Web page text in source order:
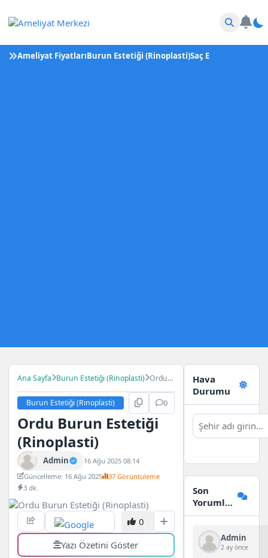
Ameliyat FiyatlarıBurun Estetiği (Rinoplasti)Saç Ekimi
Ana Sayfa Burun Estetiği (Rinoplasti) Ordu
Estetiği
(Rinoplasti)
Burun Estetiği (Rinoplasti) 0
Ordu Burun Estetiği
(Rinoplasti)
Admin
16 Ağu 2025 08:14
Güncelleme: 16 Ağu 2025
37 Görüntüleme
3 dk.
0
Yazı Özetini Göster
Hava
Durumu
Son
Yorumlar
Admin
2 ay önce